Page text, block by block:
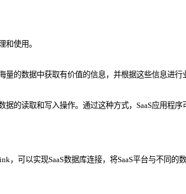
和使用。
的数据中获取有价值的信息，并根据这些信息进行
据的读取和写入操作。通过这种方式，SaaS应用程序
可以实现SaaS数据库连接，将SaaS平台与不同